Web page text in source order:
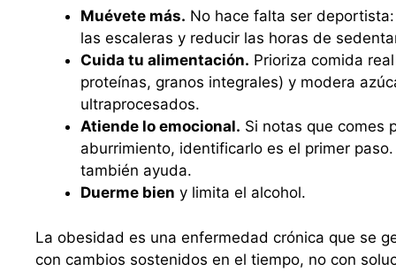
Muévete más. No hace falta ser
las escaleras y reducir las horas de
Cuida tu alimentación. Prioriza comida
proteínas, granos integrales) y modera
ultraprocesados.
Atiende lo emocional. Si notas que comes
aburrimiento, identificarlo es el primer
también ayuda.
Duerme bien y limita el alcohol.
La obesidad es una enfermedad crónica que se
con cambios sostenidos en el tiempo, no con